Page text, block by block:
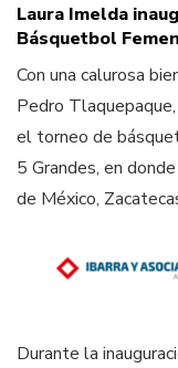
Laura Imelda
Básquetbol
Con una calurosa
Pedro
el torneo de
5 Grandes, en
de México,
Durante la